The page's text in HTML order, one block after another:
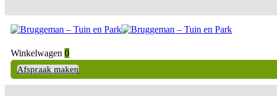
Winkelwagen 0
Afspraak maken